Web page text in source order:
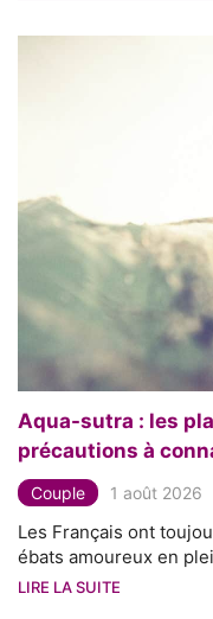
Aqua-sutra : les
précautions à
Couple 1 août 2026
Les Français ont
ébats amoureux en
LIRE LA SUITE